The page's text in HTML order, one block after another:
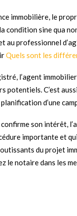
immobilière, le
condition sine qua
au professionnel
Quels sont les
l’agent
potentiels. C’est
d’une
son intérêt,
importante et
du projet
le notaire dans les